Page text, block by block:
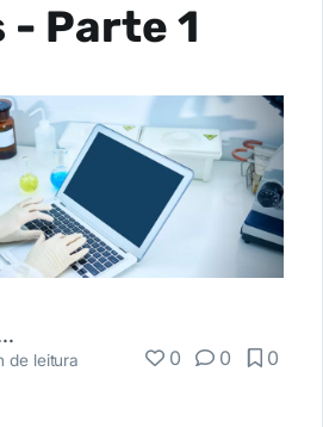
Parte 1
Médica
de leitura 0 0 0